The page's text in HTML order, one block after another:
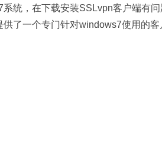
统，在下载安装SSLvpn客户端有问
了一个专门针对windows7使用的客